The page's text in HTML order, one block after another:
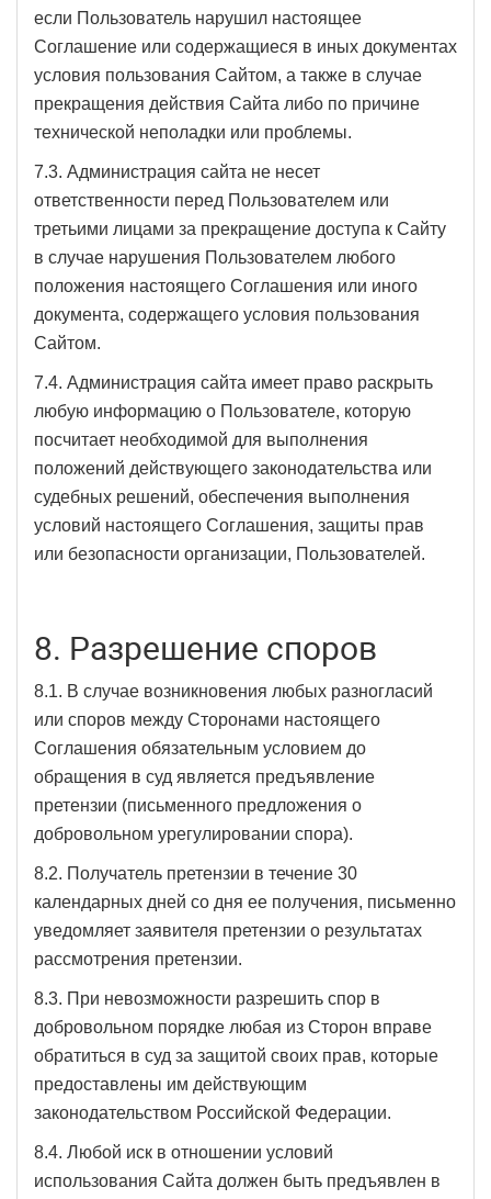
если Пользователь нарушил настоящее
Соглашение или содержащиеся в иных документах
условия пользования Сайтом, а также в случае
прекращения действия Сайта либо по причине
технической неполадки или проблемы.
7.3. Администрация сайта не несет
ответственности перед Пользователем или
третьими лицами за прекращение доступа к Сайту
в случае нарушения Пользователем любого
положения настоящего Соглашения или иного
документа, содержащего условия пользования
Сайтом.
7.4. Администрация сайта имеет право раскрыть
любую информацию о Пользователе, которую
посчитает необходимой для выполнения
положений действующего законодательства или
судебных решений, обеспечения выполнения
условий настоящего Соглашения, защиты прав
или безопасности организации, Пользователей.
8. Разрешение споров
8.1. В случае возникновения любых разногласий
или споров между Сторонами настоящего
Соглашения обязательным условием до
обращения в суд является предъявление
претензии (письменного предложения о
добровольном урегулировании спора).
8.2. Получатель претензии в течение 30
календарных дней со дня ее получения, письменно
уведомляет заявителя претензии о результатах
рассмотрения претензии.
8.3. При невозможности разрешить спор в
добровольном порядке любая из Сторон вправе
обратиться в суд за защитой своих прав, которые
предоставлены им действующим
законодательством Российской Федерации.
8.4. Любой иск в отношении условий
использования Сайта должен быть предъявлен в